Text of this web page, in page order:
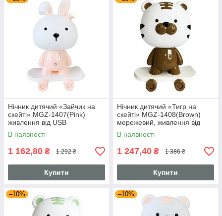
Нічник дитячий «Зайчик на
скейті» MGZ-1407(Pink)
живлення від USB
В наявності
1 162,80 ₴ 1 292 ₴
Купити
Нічник дитячий «Тигр на
скейті» MGZ-1408(Brown)
мережевий, живлення від
USB
В наявності
1 247,40 ₴ 1 386 ₴
Купити
–10% –10%